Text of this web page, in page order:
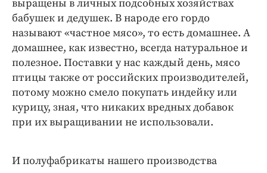
выращены в личных подсобных хозяйствах
бабушек и дедушек. В народе его гордо
называют «частное мясо», то есть домашнее. А
домашнее, как известно, всегда натуральное и
полезное. Поставки у нас каждый день, мясо
птицы также от российских производителей,
потому можно смело покупать индейку или
курицу, зная, что никаких вредных добавок
при их выращивании не использовали.
И полуфабрикаты нашего производства